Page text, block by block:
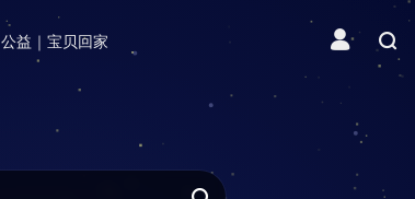
公益｜宝贝回家